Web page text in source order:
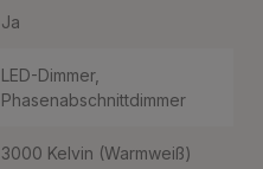
Ja
LED-Dimmer,
Phasenabschnittdimmer
3000 Kelvin (Warmweiß)